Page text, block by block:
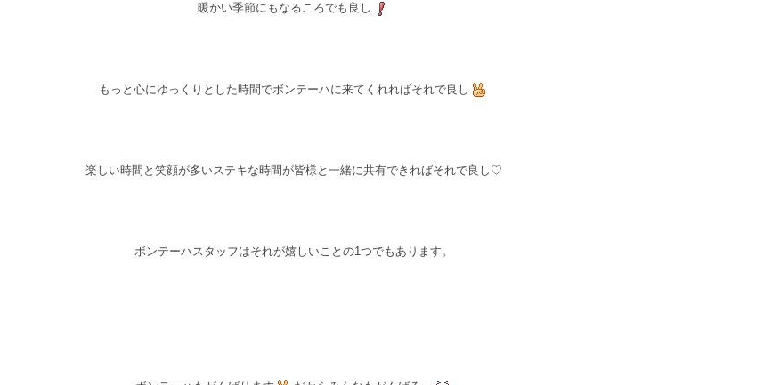
暖かい季節にもなるころでも良し
もっと心にゆっくりとした時間でボンテーハに来てくれればそれで良し
楽しい時間と笑顔が多いステキな時間が皆様と一緒に共有できればそれで良し♡
ボンテーハスタッフはそれが嬉しいことの1つでもあります。